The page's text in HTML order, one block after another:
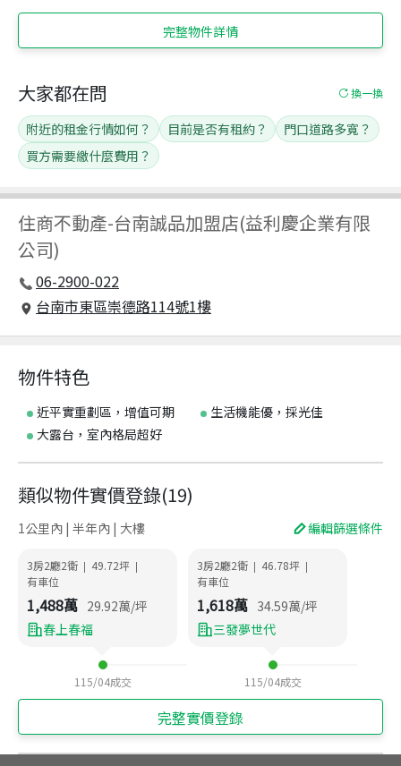
完整物件詳情
住商不動產-台南誠品加盟店(益利慶企業有限
公司)
06-2900-022
台南市東區崇德路114號1樓
大家都在問 換一換
附近的租金行情如何？ 目前是否有租約？
門口道路多寬？
買方需要繳什麼費用？
物件特色
近平實重劃區，增值可期
生活機能優，採光佳
大露台，室內格局超好
類似物件實價登錄(19)
1公里內 | 半年內 | 大樓 編輯篩選條件
3房2廳2衛 | 49.72坪 |
有車位
1,488萬 29.92萬/坪
春上春福
115/04成交
3房2廳2衛 | 46.78坪 |
有車位
1,618萬 34.59萬/坪
三發夢世代
115/04成交
完整實價登錄